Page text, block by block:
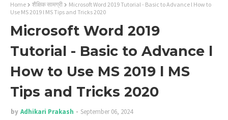
Home शैक्षिक सामग्री
Microsoft Word 2019 Tutorial - Basic to Advance l How to
Use MS 2019 l MS Tips and Tricks 2020
Microsoft Word 2019
Tutorial - Basic to Advance l
How to Use MS 2019 l MS
Tips and Tricks 2020
by Adhikari Prakash September 06, 2024